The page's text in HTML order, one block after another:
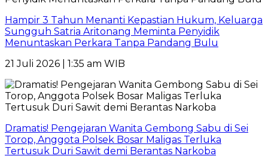
Hampir 3 Tahun Menanti Kepastian Hukum, Keluarga
Sungguh Satria Aritonang Meminta Penyidik
Menuntaskan Perkara Tanpa Pandang Bulu
21 Juli 2026 | 1:35 am WIB
Dramatis! Pengejaran Wanita Gembong Sabu di Sei
Torop, Anggota Polsek Bosar Maligas Terluka
Tertusuk Duri Sawit demi Berantas Narkoba